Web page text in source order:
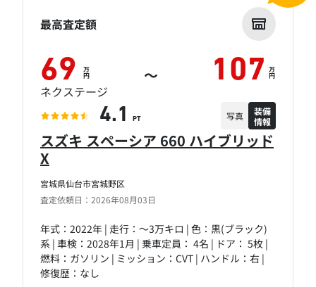
宮城県仙台市宮城野区
査定依頼日：2026年08月03日
スズキ スペーシア 660 ハイブリッド
X
年式：2022年 | 走行：～3万キロ | 色：黒(ブラック)
系 | 車検：2028年1月 | 乗車定員： 4名 | ドア： 5枚 |
燃料：ガソリン | ミッション：CVT | ハンドル：右 |
修復歴：なし
最高査定額
69 万
円 ～ 107 万
円
ネクステージ
4.1 PT 写真
装備
情報